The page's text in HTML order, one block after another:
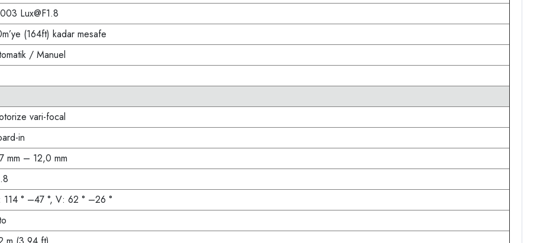
Lux@F1.8
(164ft) kadar mesafe
/ Manuel
vari-focal
in
mm – 12,0 mm
114 ° –47 °, V: 62 ° –26 °